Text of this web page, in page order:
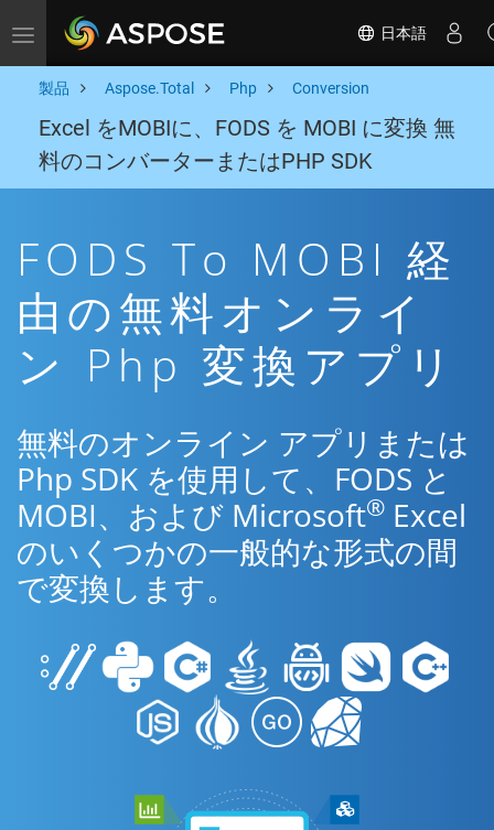
Toggle navigation 日本語
製品 Aspose.Total Php Conversion
Excel をMOBIに、FODS を MOBI に変換 無
料のコンバーターまたはPHP SDK
FODS To MOBI 経
由の無料オンライ
ン Php 変換アプリ
無料のオンライン アプリまたは
Php SDK を使用して、FODS と
MOBI、および Microsoft® Excel
のいくつかの一般的な形式の間
で変換します。